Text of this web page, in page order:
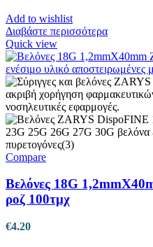
Add to wishlist
Διαβάστε περισσότερα
Quick view
Compare
Βελόνες 18G
ροζ 100τμχ
€4.20